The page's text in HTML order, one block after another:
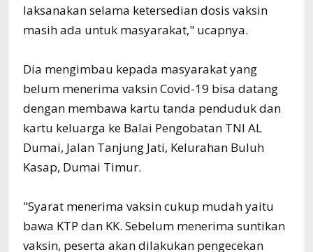
laksanakan selama ketersedian dosis vaksin
masih ada untuk masyarakat," ucapnya.
Dia mengimbau kepada masyarakat yang
belum menerima vaksin Covid-19 bisa datang
dengan membawa kartu tanda penduduk dan
kartu keluarga ke Balai Pengobatan TNI AL
Dumai, Jalan Tanjung Jati, Kelurahan Buluh
Kasap, Dumai Timur.
"Syarat menerima vaksin cukup mudah yaitu
bawa KTP dan KK. Sebelum menerima suntikan
vaksin, peserta akan dilakukan pengecekan